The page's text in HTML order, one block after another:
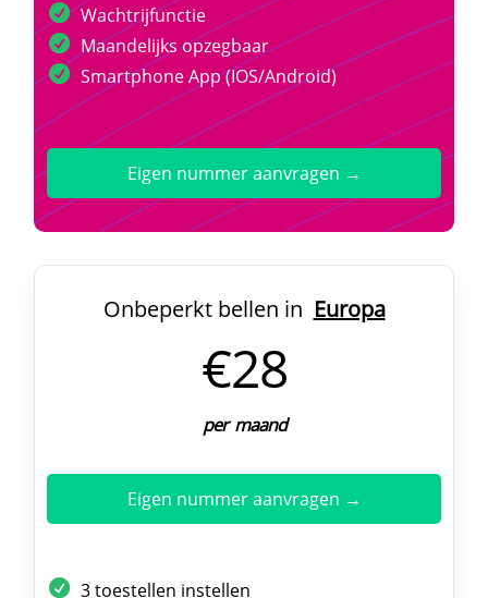
Wachtrijfunctie
Maandelijks opzegbaar
Smartphone App (IOS/Android)
Eigen nummer aanvragen →
Onbeperkt bellen in Europa
€28
per maand
Eigen nummer aanvragen →
3 toestellen instellen